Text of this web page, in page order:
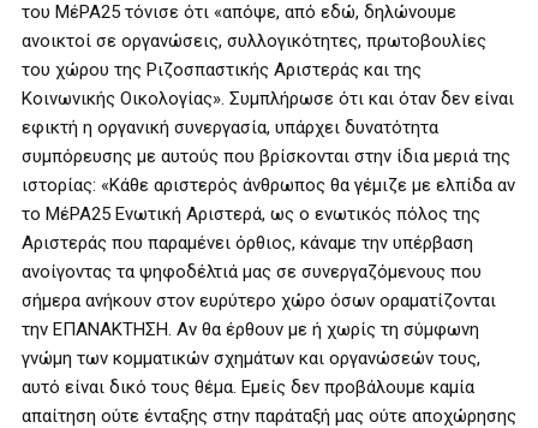
του ΜέΡΑ25 τόνισε ότι «απόψε, από εδώ, δηλώνουμε
ανοικτοί σε οργανώσεις, συλλογικότητες, πρωτοβουλίες
του χώρου της Ριζοσπαστικής Αριστεράς και της
Κοινωνικής Οικολογίας». Συμπλήρωσε ότι και όταν δεν είναι
εφικτή η οργανική συνεργασία, υπάρχει δυνατότητα
συμπόρευσης με αυτούς που βρίσκονται στην ίδια μεριά της
ιστορίας: «Κάθε αριστερός άνθρωπος θα γέμιζε με ελπίδα αν
το ΜέΡΑ25 Ενωτική Αριστερά, ως ο ενωτικός πόλος της
Αριστεράς που παραμένει όρθιος, κάναμε την υπέρβαση
ανοίγοντας τα ψηφοδέλτιά μας σε συνεργαζόμενους που
σήμερα ανήκουν στον ευρύτερο χώρο όσων οραματίζονται
την ΕΠΑΝΑΚΤΗΣΗ. Αν θα έρθουν με ή χωρίς τη σύμφωνη
γνώμη των κομματικών σχημάτων και οργανώσεών τους,
αυτό είναι δικό τους θέμα. Εμείς δεν προβάλουμε καμία
απαίτηση ούτε ένταξης στην παράταξή μας ούτε αποχώρησης